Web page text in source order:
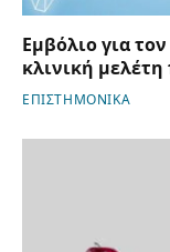
Εμβόλιο για
κλινική
ΕΠΙΣΤΗΜΟΝΙΚΑ